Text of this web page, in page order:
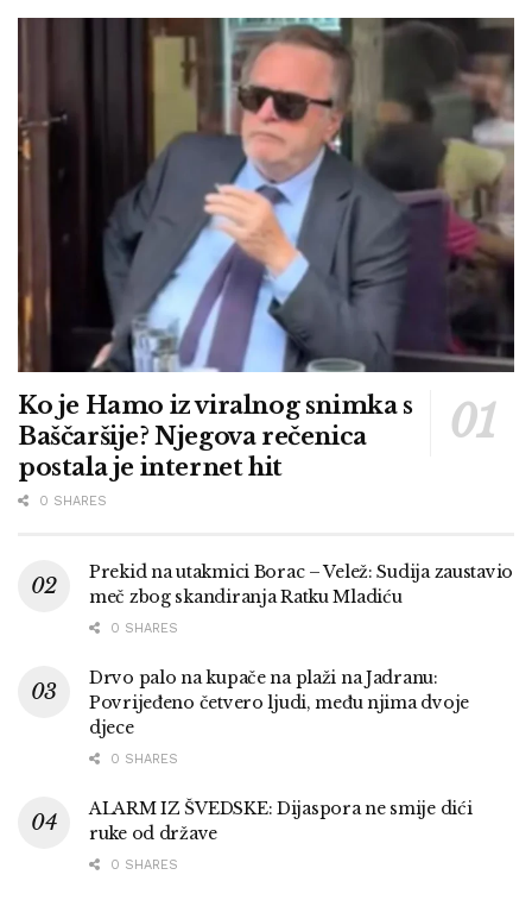
Ko je Hamo iz viralnog snimka s
Baščaršije? Njegova rečenica
postala je internet hit
0 SHARES
Prekid na utakmici Borac – Velež: Sudija zaustavio
meč zbog skandiranja Ratku Mladiću
0 SHARES
Drvo palo na kupače na plaži na Jadranu:
Povrijeđeno četvero ljudi, među njima dvoje
djece
0 SHARES
ALARM IZ ŠVEDSKE: Dijaspora ne smije dići
ruke od države
0 SHARES